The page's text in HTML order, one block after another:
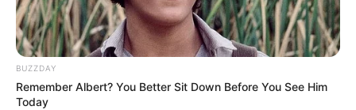
BUZZDAY
Remember Albert? You Better Sit Down Before You See Him
Today